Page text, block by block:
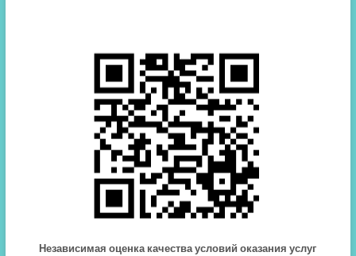
Независимая оценка качества условий оказания услуг